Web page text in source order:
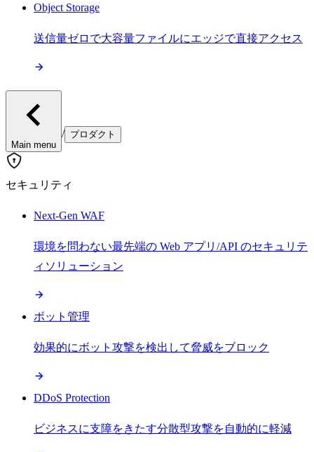
Object Storage
送信量ゼロで大容量ファイルにエッジで直接アクセス
Main menu
/ プロダクト
セキュリティ
Next-Gen WAF
環境を問わない最先端の Web アプリ/API のセキュリテ
ィソリューション
ボット管理
効果的にボット攻撃を検出して脅威をブロック
DDoS Protection
ビジネスに支障をきたす分散型攻撃を自動的に軽減